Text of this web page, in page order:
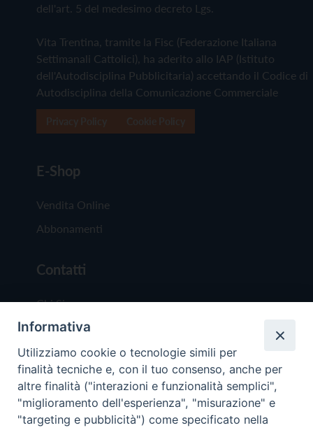
dell'art. 5 del medesimo decreto Lgs.
Vita Trentina, tramite la Fisc (Federazione Italiana
Settimanali Cattolici), ha aderito allo IAP (Istituto
dell'Autodisciplina Pubblicitaria) accettando il Codice di
Autodisciplina della Comunicazione Commerciale
E-Shop
Vendita Online
Abbonamenti
Contatti
Chi Siamo
Redazione
Scrivici
Informativa
Utilizziamo cookie o tecnologie simili per
finalità tecniche e, con il tuo consenso, anche per
altre finalità ("interazioni e funzionalità semplici",
"miglioramento dell'esperienza", "misurazione" e
"targeting e pubblicità") come specificato nella